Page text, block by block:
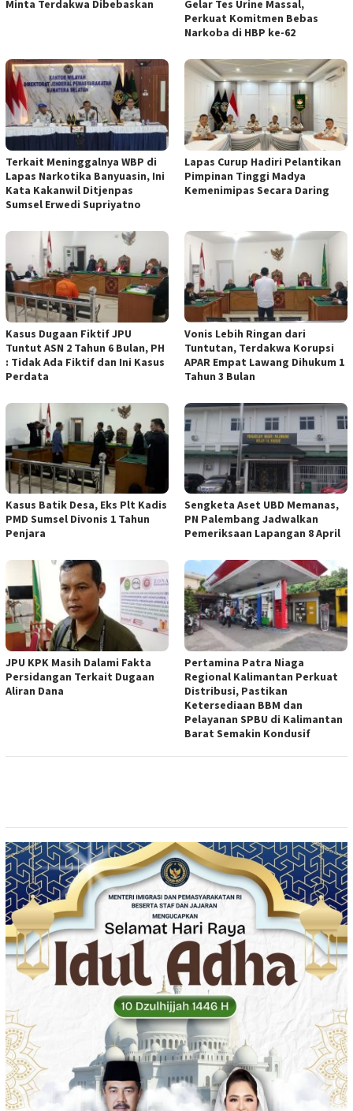
Minta Terdakwa Dibebaskan
Gelar Tes Urine Massal,
Perkuat Komitmen Bebas
Narkoba di HBP ke-62
Terkait Meninggalnya WBP di
Lapas Narkotika Banyuasin, Ini
Kata Kakanwil Ditjenpas
Sumsel Erwedi Supriyatno
Lapas Curup Hadiri Pelantikan
Pimpinan Tinggi Madya
Kemenimipas Secara Daring
Kasus Dugaan Fiktif JPU
Tuntut ASN 2 Tahun 6 Bulan, PH
: Tidak Ada Fiktif dan Ini Kasus
Perdata
Vonis Lebih Ringan dari
Tuntutan, Terdakwa Korupsi
APAR Empat Lawang Dihukum 1
Tahun 3 Bulan
Kasus Batik Desa, Eks Plt Kadis
PMD Sumsel Divonis 1 Tahun
Penjara
Sengketa Aset UBD Memanas,
PN Palembang Jadwalkan
Pemeriksaan Lapangan 8 April
JPU KPK Masih Dalami Fakta
Persidangan Terkait Dugaan
Aliran Dana
Pertamina Patra Niaga
Regional Kalimantan Perkuat
Distribusi, Pastikan
Ketersediaan BBM dan
Pelayanan SPBU di Kalimantan
Barat Semakin Kondusif